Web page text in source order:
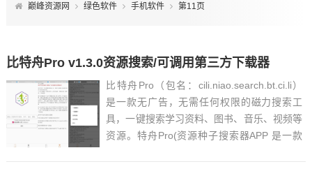
巅峰资源网 绿色软件 手机软件 第11页
比特舟Pro v1.3.0资源搜索/可调用第三方下载器
比特舟Pro（包名：cili.niao.search.bt.ci.li）
是一款无广告，无需任何权限的磁力搜索工
具，一键搜索学习资料、图书、音乐、视频等
资源。特舟Pro(资源种子搜索器APP 是一款